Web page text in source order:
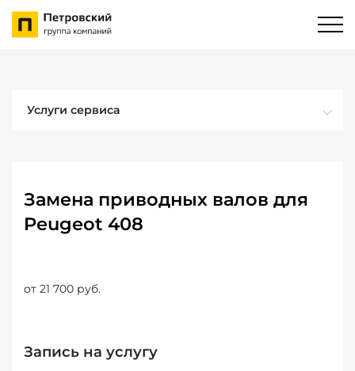
Услуги сервиса
Замена приводных валов для
Peugeot 408
от 21 700 руб.
Запись на услугу